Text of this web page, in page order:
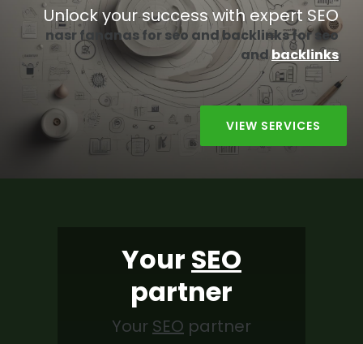
Unlock yoursuccesswith expert SEO
nasr fananas for seo and backlinks for seo
andbacklinks
VIEW SERVICES
Your SEO
partner
Your SEO partner